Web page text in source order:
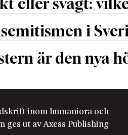
eller svagt:
i
är den nya
inom humaniora och
ges ut av Axess Publishing